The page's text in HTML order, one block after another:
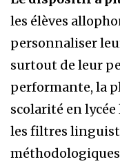
les élèves
personnaliser
surtout de leur
performante, la
scolarité en lycée
les filtres